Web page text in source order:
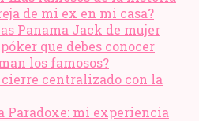
de mi ex en mi casa?
Panama Jack de mujer
que debes conocer
los famosos?
centralizado con la
Paradoxe: mi experiencia